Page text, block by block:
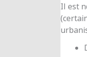
Il est